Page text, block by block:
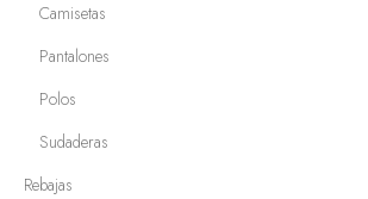
Camisetas
Pantalones
Polos
Sudaderas
Rebajas